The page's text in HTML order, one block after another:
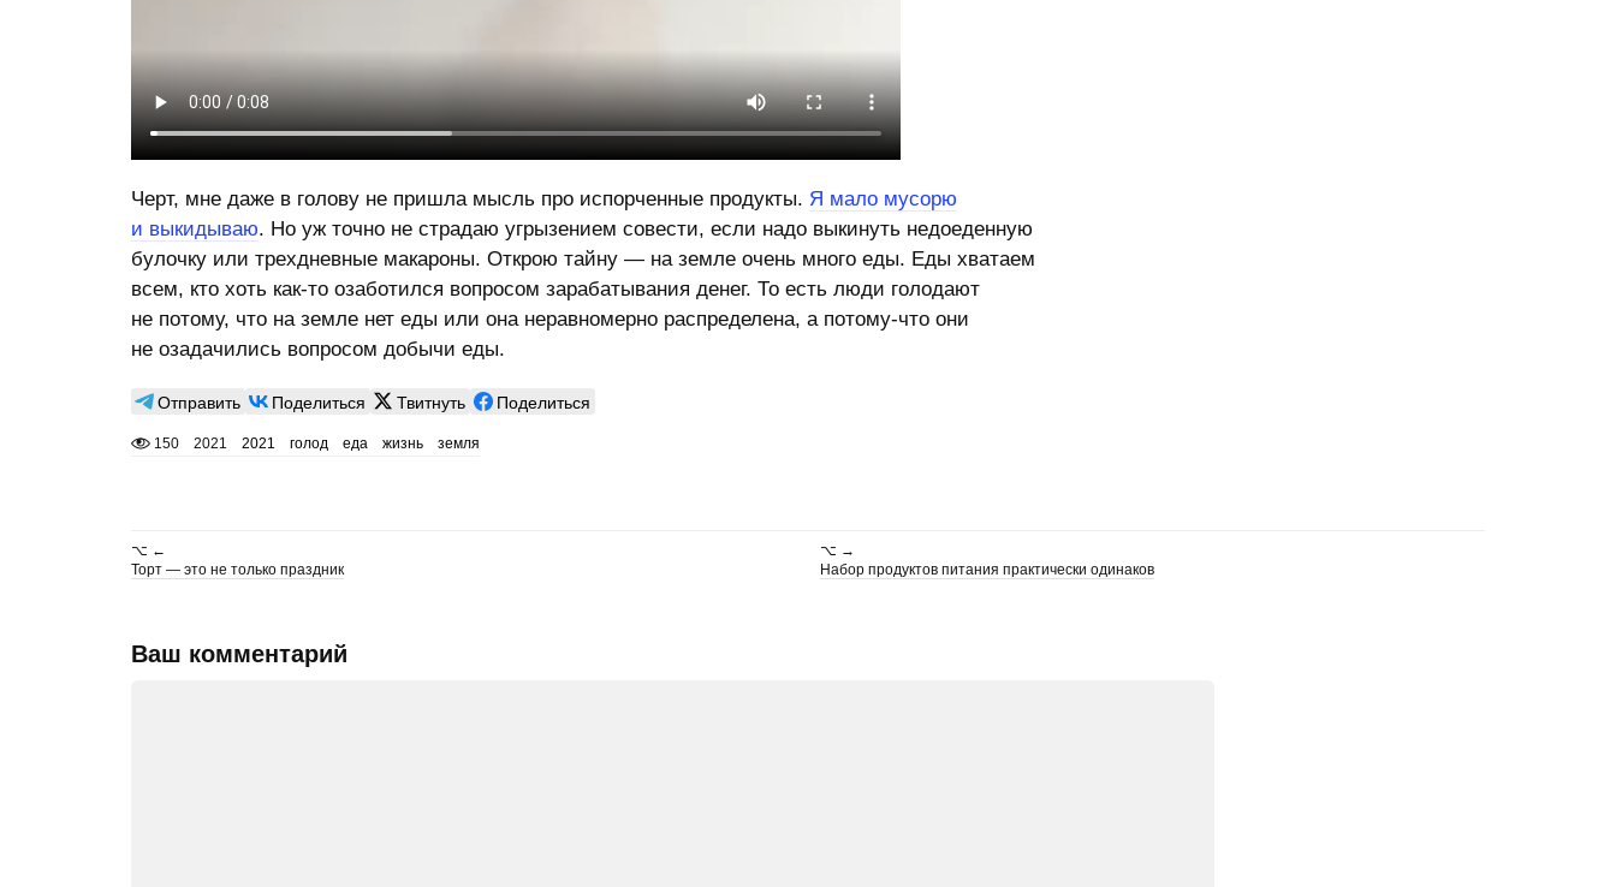
Черт, мне даже в голову не пришла мысль про испорченные продукты. Я мало мусорю
и выкидываю. Но уж точно не страдаю угрызением совести, если надо выкинуть недоеденную
булочку или трехдневные макароны. Открою тайну — на земле очень много еды. Еды хватаем
всем, кто хоть как-то озаботился вопросом зарабатывания денег. То есть люди голодают
не потому, что на земле нет еды или она неравномерно распределена, а потому-что они
не озадачились вопросом добычи еды.
Отправить Поделиться Твитнуть Поделиться
150 2021 2021 голод еда жизнь земля
⌥ ←
Торт — это не только праздник
⌥ →
Набор продуктов питания практически одинаков
Ваш комментарий